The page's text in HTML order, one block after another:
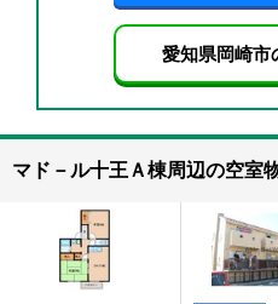
愛知県岡崎市
マド－ル十王Ａ棟周辺の空室